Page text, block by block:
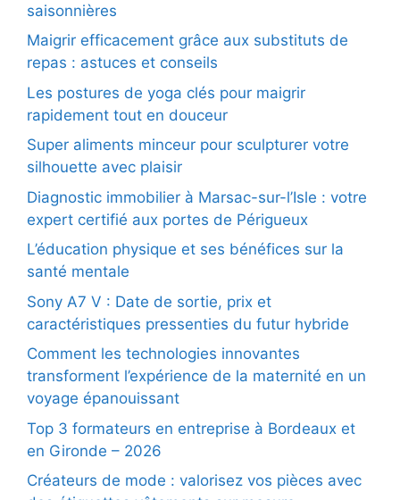
saisonnières
Maigrir efficacement grâce aux substituts de
repas : astuces et conseils
Les postures de yoga clés pour maigrir
rapidement tout en douceur
Super aliments minceur pour sculpturer votre
silhouette avec plaisir
Diagnostic immobilier à Marsac-sur-l’Isle : votre
expert certifié aux portes de Périgueux
L’éducation physique et ses bénéfices sur la
santé mentale
Sony A7 V : Date de sortie, prix et
caractéristiques pressenties du futur hybride
Comment les technologies innovantes
transforment l’expérience de la maternité en un
voyage épanouissant
Top 3 formateurs en entreprise à Bordeaux et
en Gironde – 2026
Créateurs de mode : valorisez vos pièces avec